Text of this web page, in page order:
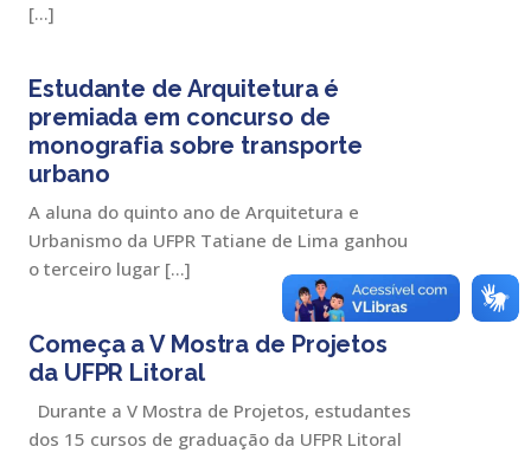
[…]
Estudante de Arquitetura é
premiada em concurso de
monografia sobre transporte
urbano
A aluna do quinto ano de Arquitetura e
Urbanismo da UFPR Tatiane de Lima ganhou
o terceiro lugar […]
Começa a V Mostra de Projetos
da UFPR Litoral
Durante a V Mostra de Projetos, estudantes
dos 15 cursos de graduação da UFPR Litoral